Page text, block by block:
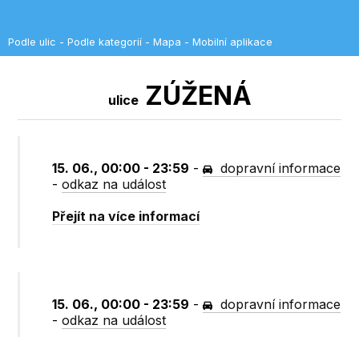
Podle ulic - Podle kategorií - Mapa - Mobilní aplikace
uliceZÚŽENÁ
15. 06., 00:00 - 23:59 -
dopravní informace
-odkaz na událost
Přejít na více informací
15. 06., 00:00 - 23:59 -
dopravní informace
-odkaz na událost